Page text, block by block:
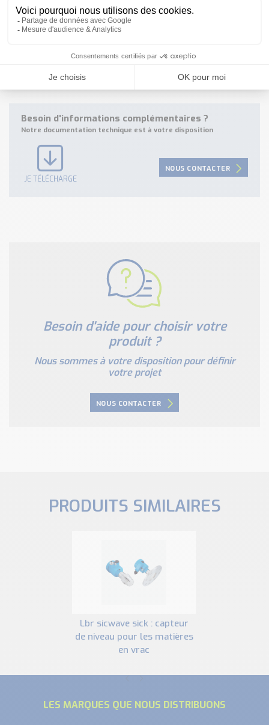
Référence: LFV310-CAGAVXPNX, Num: 6041542
Référence: LFV330-XXGBVXPC0600, Num: 6061960
Référence: LFV310-XXCBNX8TX, Num: 6077964
Référence: LFV310-DAGAVXMCX, Num: 6066360
Besoin d'informations complémentaires ?
Notre documentation technique est à votre disposition
JE TÉLÉCHARGE
NOUS CONTACTER
Besoin d'aide pour choisir votre
produit ?
Nous sommes à votre disposition pour définir
votre projet
NOUS CONTACTER
PRODUITS SIMILAIRES
lbr sicwave sick : capteur
de niveau pour les matières
en vrac
LES MARQUES QUE NOUS DISTRIBUONS